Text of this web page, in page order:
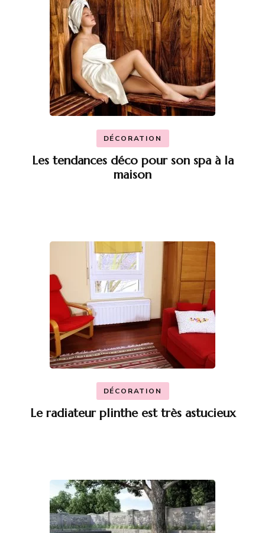
DÉCORATION
Les tendances déco pour son spa à la
maison
DÉCORATION
Le radiateur plinthe est très astucieux